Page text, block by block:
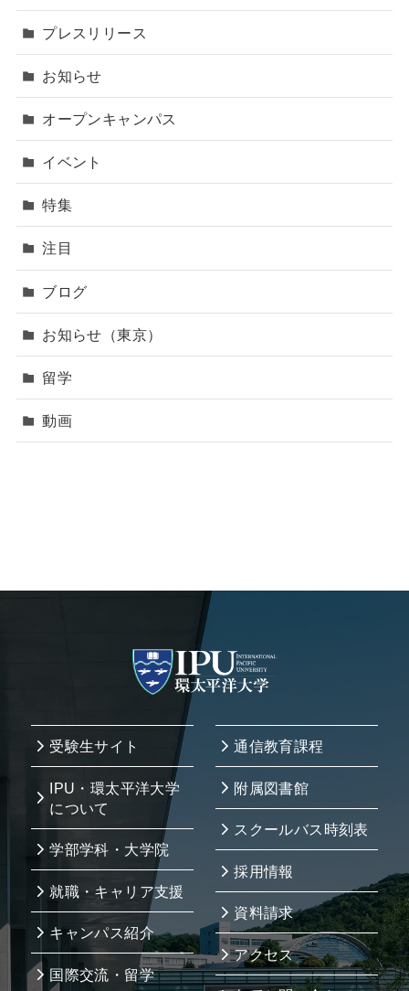
プレスリリース
お知らせ
オープンキャンパス
イベント
特集
注目
ブログ
お知らせ（東京）
留学
動画
受験生サイト
IPU・環太平洋大学
について
学部学科・大学院
就職・キャリア支援
キャンパス紹介
国際交流・留学
通信教育課程
附属図書館
スクールバス時刻表
採用情報
資料請求
アクセス